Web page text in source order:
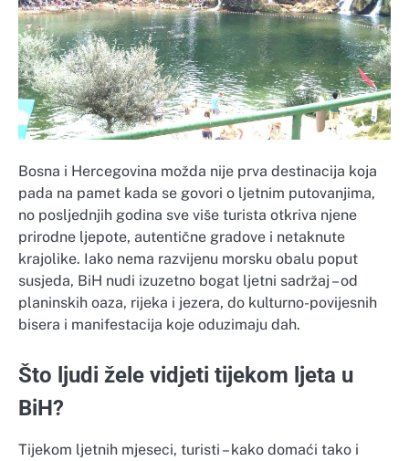
Bosna i Hercegovina možda nije prva destinacija koja
pada na pamet kada se govori o ljetnim putovanjima,
no posljednjih godina sve više turista otkriva njene
prirodne ljepote, autentične gradove i netaknute
krajolike. Iako nema razvijenu morsku obalu poput
susjeda, BiH nudi izuzetno bogat ljetni sadržaj – od
planinskih oaza, rijeka i jezera, do kulturno-povijesnih
bisera i manifestacija koje oduzimaju dah.
Što ljudi žele vidjeti tijekom ljeta u
BiH?
Tijekom ljetnih mjeseci, turisti – kako domaći tako i